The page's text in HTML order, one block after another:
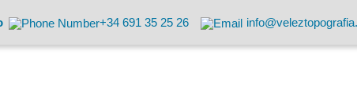
+34 691 35 25 26